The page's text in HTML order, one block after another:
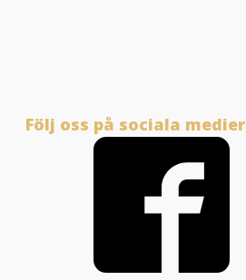
Följ oss på sociala medier